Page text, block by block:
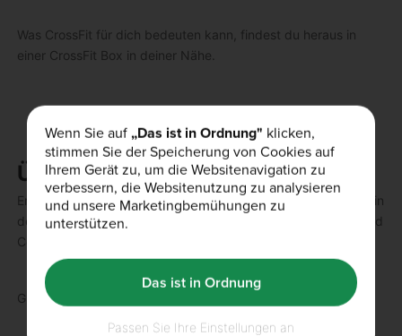
Was CrossFit für dich bedeuten kann, findest du heraus in
einer CrossFit Box in deiner Nähe.
Über den Autor
Enes Karakoc ist CrossFit Level 1 Trainer. Seit 8 Jahren ist er in
der Fitnessbranche aktiv und seit 5 Jahren CrossFit Athlet und
Coach.
Größte Erfolge als Athlet:
Wenn Sie auf „Das ist in Ordnung" klicken,
stimmen Sie der Speicherung von Cookies auf
Ihrem Gerät zu, um die Websitenavigation zu
verbessern, die Websitenutzung zu analysieren
und unsere Marketingbemühungen zu
unterstützen.
Passen Sie Ihre Einstellungen an
Das ist in Ordnung